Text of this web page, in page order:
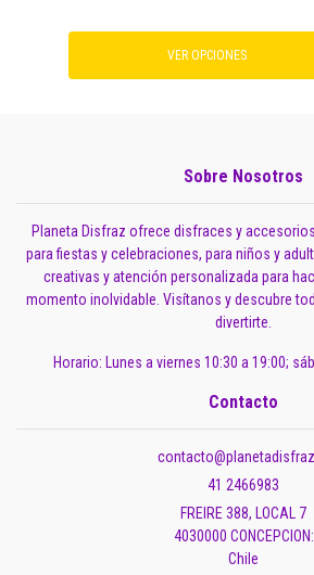
VER OPCIONES
Sobre Nosotros
Planeta Disfraz ofrece disfraces y
para fiestas y celebraciones, para niños y
creativas y atención personalizada para
momento inolvidable. Visítanos y descubre
divertirte.
Horario: Lunes a viernes 10:30 a 19:00;
Contacto
41 2466983
FREIRE 388, LOCAL 7
4030000 CONCEPCION:
Chile